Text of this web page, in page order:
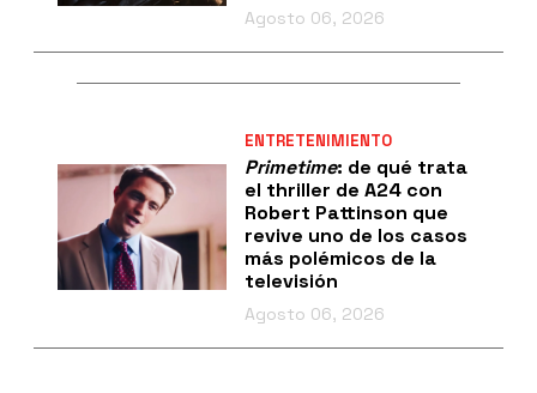
Agosto 06, 2026
ENTRETENIMIENTO
Primetime: de qué trata
el thriller de A24 con
Robert Pattinson que
revive uno de los casos
más polémicos de la
televisión
Agosto 06, 2026